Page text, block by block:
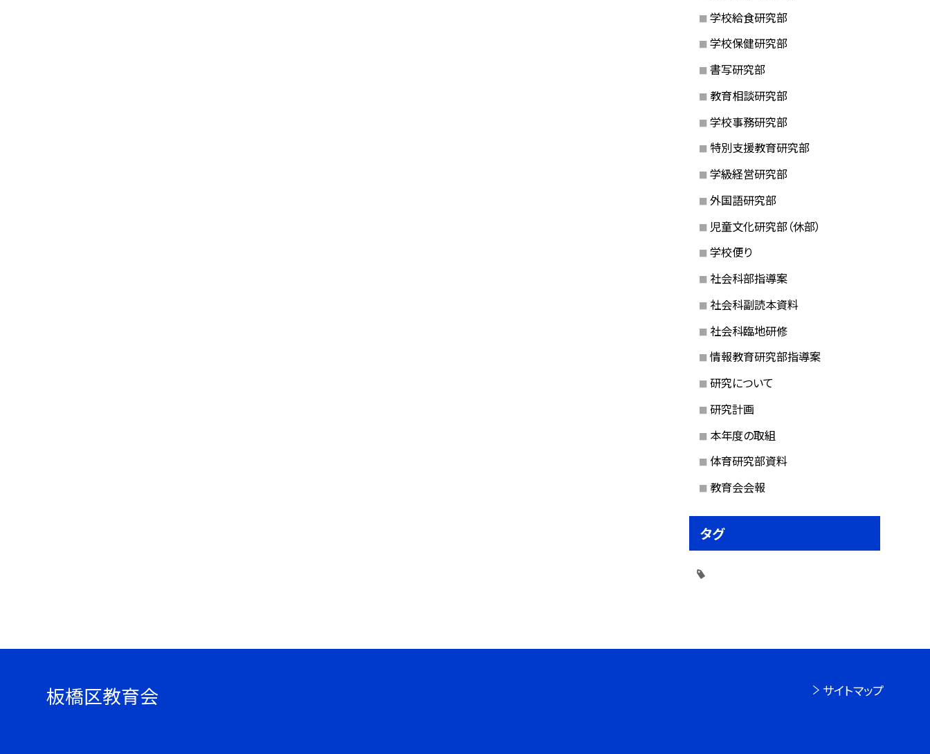
学校給食研究部
学校保健研究部
書写研究部
教育相談研究部
学校事務研究部
特別支援教育研究部
学級経営研究部
外国語研究部
児童文化研究部（休部）
学校便り
社会科部指導案
社会科副読本資料
社会科臨地研修
情報教育研究部指導案
研究について
研究計画
本年度の取組
体育研究部資料
教育会会報
タグ
板橋区教育会 サイトマップ